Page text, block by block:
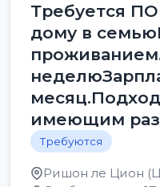
Требуется
дому в
имеющим
Требуются
Ришон ле Цион